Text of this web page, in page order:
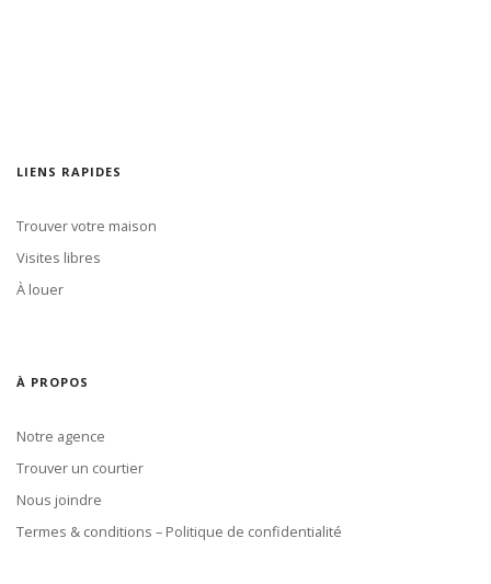
LIENS RAPIDES
Trouver votre maison
Visites libres
À louer
À PROPOS
Notre agence
Trouver un courtier
Nous joindre
Termes & conditions – Politique de confidentialité